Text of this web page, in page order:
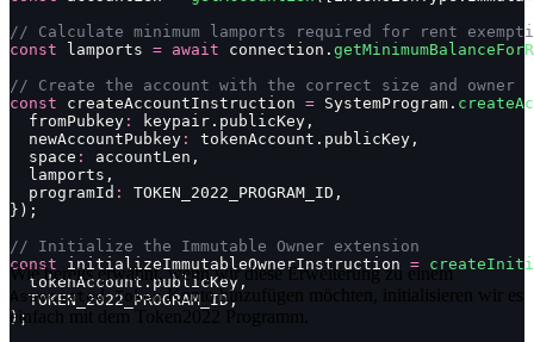
// Calculate minimum lamports required for rent
const lamports = await connection.
// Create the account with the correct size and owner
const createAccountInstruction = SystemProgram.
  fromPubkey
:
keypair.publicKey,
  newAccountPubkey
:
tokenAccount.publicKey,
  space
:
accountLen,
  lamports,
  programId
:
TOKEN_2022_PROGRAM_ID,
});
// Initialize the Immutable Owner extension
const initializeImmutableOwnerInstruction =
  tokenAccount.publicKey,
  TOKEN_2022_PROGRAM_ID,
);
Wie bereits erwähnt, wenn wir diese Erweiterung zu einem
Associated TokenKonto hinzufügen möchten, initialisieren wir es
einfach mit dem Token2022 Programm.